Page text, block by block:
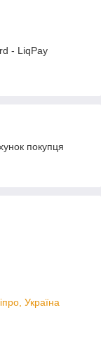
- LiqPay
покупця
Україна